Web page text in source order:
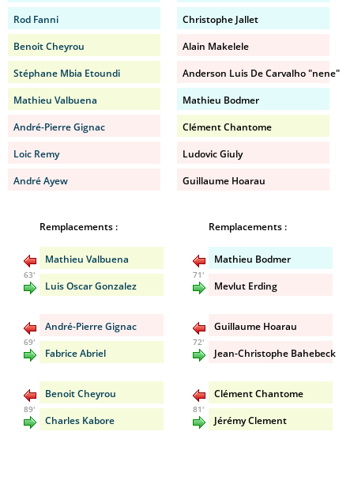
Rod Fanni
Benoit Cheyrou
Stéphane Mbia Etoundi
Mathieu Valbuena
André-Pierre Gignac
Loic Remy
André Ayew
Christophe Jallet
Alain Makelele
Anderson Luis De Carvalho "nene"
Mathieu Bodmer
Clément Chantome
Ludovic Giuly
Guillaume Hoarau
Remplacements :
Mathieu Valbuena
63'
Luis Oscar Gonzalez
André-Pierre Gignac
69'
Fabrice Abriel
Benoit Cheyrou
89'
Charles Kabore
Remplacements :
Mathieu Bodmer
71'
Mevlut Erding
Guillaume Hoarau
72'
Jean-Christophe Bahebeck
Clément Chantome
81'
Jérémy Clement